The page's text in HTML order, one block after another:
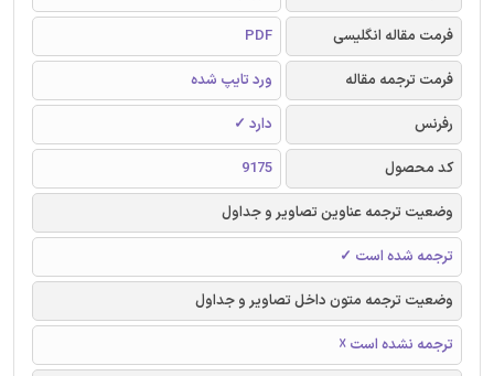
فرمت مقاله انگلیسی
PDF
فرمت ترجمه مقاله
ورد تایپ شده
رفرنس
دارد ✓
کد محصول
9175
وضعیت ترجمه عناوین تصاویر و جداول
ترجمه شده است ✓
وضعیت ترجمه متون داخل تصاویر و جداول
ترجمه نشده است ☓